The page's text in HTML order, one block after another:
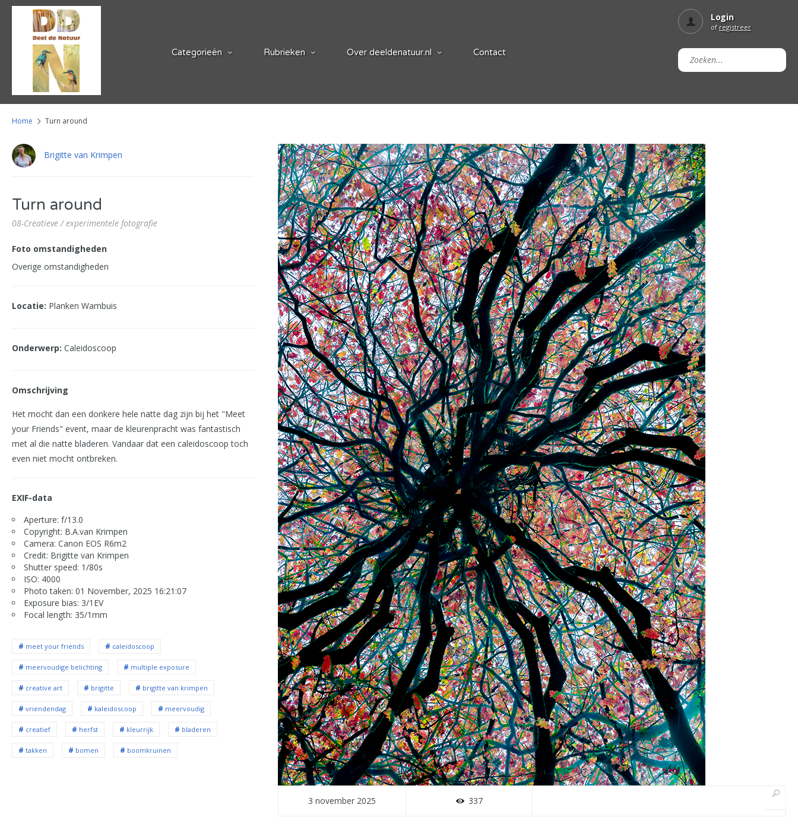
Categorieën Rubrieken Over deeldenatuur.nl Contact
Login
of registreer
Home Turn around
Brigitte van Krimpen
Turn around
08-Creatieve / experimentele fotografie
Foto omstandigheden
Overige omstandigheden
Locatie: Planken Wambuis
Onderwerp: Caleidoscoop
Omschrijving
Het mocht dan een donkere hele natte dag zijn bij het "Meet
your Friends" event, maar de kleurenpracht was fantastisch
met al die natte bladeren. Vandaar dat een caleidoscoop toch
even niet mocht ontbreken.
EXIF-data
Aperture: f/13.0
Copyright: B.A.van Krimpen
Camera: Canon EOS R6m2
Credit: Brigitte van Krimpen
Shutter speed: 1/80s
ISO: 4000
Photo taken: 01 November, 2025 16:21:07
Exposure bias: 3/1EV
Focal length: 35/1mm
meet your friends caleidoscoop
meervoudige belichting multiple exposure
creative art brigitte brigitte van krimpen
vriendendag kaleidoscoop meervoudig
creatief herfst kleurrijk bladeren
takken bomen boomkruinen
3 november 2025 337